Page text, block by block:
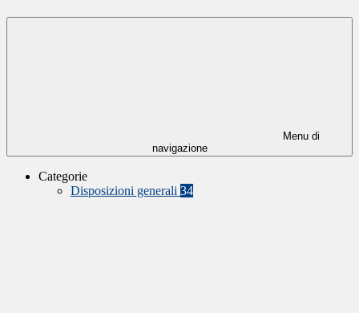
Menu di
navigazione
Categorie
Disposizioni generali 34